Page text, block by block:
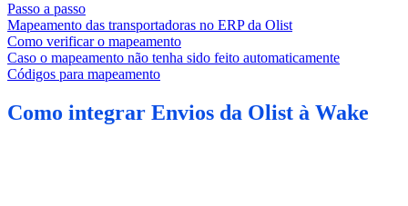
Passo a passo
Mapeamento das transportadoras no ERP da Olist
Como verificar o mapeamento
Caso o mapeamento não tenha sido feito automaticamente
Códigos para mapeamento
Como integrar Envios da Olist à Wake